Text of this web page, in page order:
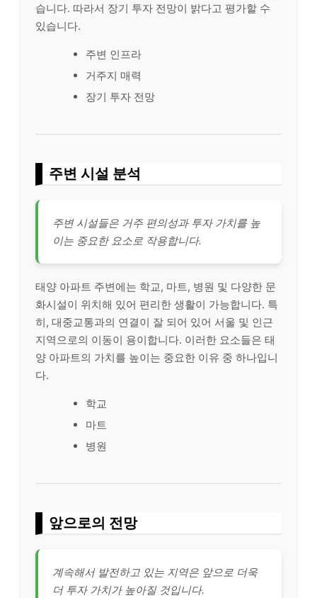
습니다. 따라서 장기 투자 전망이 밝다고 평가할 수
있습니다.
주변 인프라
거주지 매력
장기 투자 전망
주변 시설 분석
주변 시설들은 거주 편의성과 투자 가치를 높
이는 중요한 요소로 작용합니다.
태양 아파트 주변에는 학교, 마트, 병원 및 다양한 문
화시설이 위치해 있어 편리한 생활이 가능합니다. 특
히, 대중교통과의 연결이 잘 되어 있어 서울 및 인근
지역으로의 이동이 용이합니다. 이러한 요소들은 태
양 아파트의 가치를 높이는 중요한 이유 중 하나입니
다.
학교
마트
병원
앞으로의 전망
계속해서 발전하고 있는 지역은 앞으로 더욱
더 투자 가치가 높아질 것입니다.